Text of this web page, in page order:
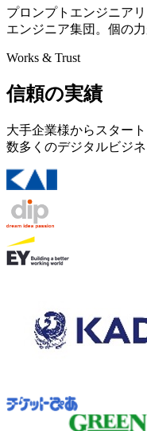
プロンプトエンジニア
エンジニア集団。個の
Works & Trust
信頼の実績
大手企業様からスター
数多くのデジタルビジ